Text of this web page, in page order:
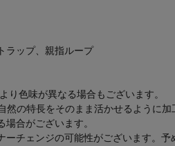
ラップ、親指ループ
色味が異なる場合もございます。
の特長をそのまま活かせるように
合がございます。
チェンジの可能性がございます。予